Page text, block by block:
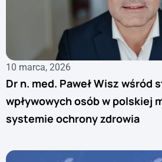
10 marca, 2026
Dr n. med. Paweł Wisz wśród
wpływowych osób w polskiej
systemie ochrony zdrowia